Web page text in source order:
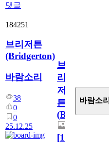
댓글
184251
브리저튼
(Bridgerton)
바람소리
38
0
0
25.12.25
브
리
저
튼
(Bridgerton)
[1]
바람소리